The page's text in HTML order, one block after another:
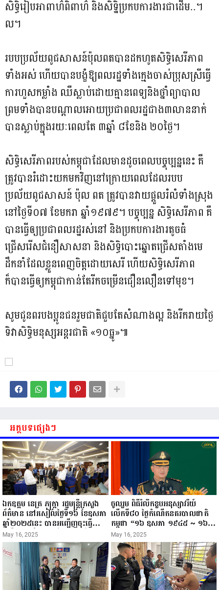
សិទ្ធិរៀបអាពាហ៌ពិពាហ៌ និងសិទ្ឋិប្រកបការងារជាដើម..។
ល។
របបប្រល័យពូជសាសន៍ប៉ុលពតបានដកហូតសិទ្ធិសេរីភាព
ទាំងអស់ ហើយបានបង្ខំឱ្យពលរដ្ឋទាំងក្មេងចាស់ប្រុសស្រីធ្វើ
ការហួសកម្លាំង ឈឺស្លាប់ដោយគ្មានពេទ្យនិងថ្នាំព្យាបាល
ព្រមទាំងបានបណ្ដាលអោយប្រជាពលរដ្ឋជាង៣លាននាក់
បានស្លាប់ក្នុងរយៈពេលតែ ៣ឆ្នាំ ៨ខែនិង ២០ថ្ងៃ។
សិទ្ធិសេរីភាពរបស់កម្ពុជាដែលមានដូចពេលបច្ចុប្បន្ននេះ គឺ
ត្រូវបានរំដោះយកមកវិញនៅក្រោយពេលដែលរបប
ប្រល័យពូជសាសន៍ ប៉ុល ពត ត្រូវបានវាយផ្តួលរំលំទាំងស្រុង
នៅថ្ងៃទី០៧ ខែមករា ឆ្នាំ១៩៧៩។ បច្ចុប្បន្ន សិទ្ធិសេរីភាព គឺ
បានធ្វើឲ្យប្រជាពលរដ្ឋរស់នៅ និងប្រកបការងារតូចធំ
ជ្រើសរើសជំនឿសាសនា និងសិទ្ធិបោះឆ្នោតជ្រើសតាំងមេ
ដឹកនាំដែលខ្លួនពេញចិត្តដោយសេរី ហើយសិទ្ធិសេរីភាព
ក៏បានធ្វើឲ្យកម្ពុជាកាន់តែរីកចម្រើនជឿនលឿនទៅមុខ។
សូមជូនពរបងប្អូនជនរួមជាតិជួបតែសំណាងល្អ និងរីករាយថ្ងៃ
ទិវាសិទ្ធិមនុស្សអន្តរជាតិ «១០ធ្នូ»៕
អត្ថបទផ្សេងៗ
ឯកឧត្តម នេត្រ ភក្ត្រា រដ្ឋមន្ត្រីក្រសួង
ព័ត៌មាន នៅរសៀលថ្ងៃទី១៦ ខែឧសភា
ឆ្នាំ២០២៥នេះ បានអញ្ជើញចុះធ្វើ
ជំរឿនថ្នាក់ដឹកនាំមន្ត្រីរាជការស៉ីវិល នៃ
ក្រសួងព័ត៌មាន...
May 16, 2025
ចូលរួម ពិធីរំលឹកខួបអនុស្សាវរីយ៍
លើកទី៨០ ថ្ងៃកំណើតនគរបាលជាតិ
កម្ពុជា “១៦ ឧសភា ១៩៤៥ ~ ១៦
ឧសភា ២០២៥”...
May 16, 2025